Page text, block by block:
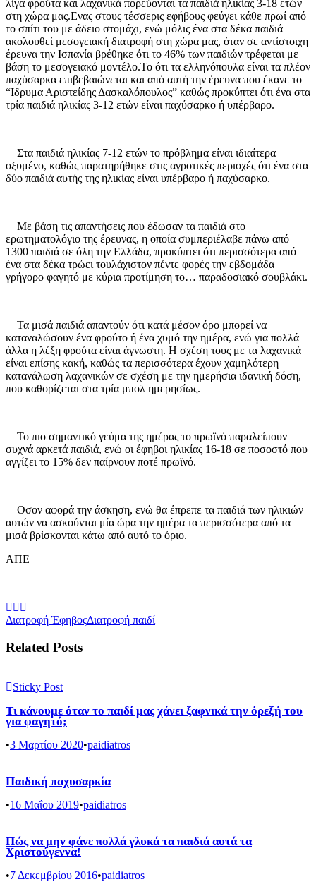
λίγα φρούτα και λαχανικά πορεύονται τα παιδιά ηλικίας 3-18 ετών
στη χώρα μας.Ενας στους τέσσερις εφήβους φεύγει κάθε πρωί από
το σπίτι του με άδειο στομάχι, ενώ μόλις ένα στα δέκα παιδιά
ακολουθεί μεσογειακή διατροφή στη χώρα μας, όταν σε αντίστοιχη
έρευνα την Ισπανία βρέθηκε ότι το 46% των παιδιών τρέφεται με
βάση το μεσογειακό μοντέλο.Το ότι τα ελληνόπουλα είναι τα πλέον
παχύσαρκα επιβεβαιώνεται και από αυτή την έρευνα που έκανε το
“Ιδρυμα Αριστείδης Δασκαλόπουλος” καθώς προκύπτει ότι ένα στα
τρία παιδιά ηλικίας 3-12 ετών είναι παχύσαρκο ή υπέρβαρο.
Στα παιδιά ηλικίας 7-12 ετών το πρόβλημα είναι ιδιαίτερα
οξυμένο, καθώς παρατηρήθηκε στις αγροτικές περιοχές ότι ένα στα
δύο παιδιά αυτής της ηλικίας είναι υπέρβαρο ή παχύσαρκο.
Με βάση τις απαντήσεις που έδωσαν τα παιδιά στο
ερωτηματολόγιο της έρευνας, η οποία συμπεριέλαβε πάνω από
1300 παιδιά σε όλη την Ελλάδα, προκύπτει ότι περισσότερα από
ένα στα δέκα τρώει τουλάχιστον πέντε φορές την εβδομάδα
γρήγορο φαγητό με κύρια προτίμηση το… παραδοσιακό σουβλάκι.
Τα μισά παιδιά απαντούν ότι κατά μέσον όρο μπορεί να
καταναλώσουν ένα φρούτο ή ένα χυμό την ημέρα, ενώ για πολλά
άλλα η λέξη φρούτα είναι άγνωστη. Η σχέση τους με τα λαχανικά
είναι επίσης κακή, καθώς τα περισσότερα έχουν χαμηλότερη
κατανάλωση λαχανικών σε σχέση με την ημερήσια ιδανική δόση,
που καθορίζεται στα τρία μπολ ημερησίως.
Το πιο σημαντικό γεύμα της ημέρας το πρωϊνό παραλείπουν
συχνά αρκετά παιδιά, ενώ οι έφηβοι ηλικίας 16-18 σε ποσοστό που
αγγίζει το 15% δεν παίρνουν ποτέ πρωϊνό.
Οσον αφορά την άσκηση, ενώ θα έπρεπε τα παιδιά των ηλικιών
αυτών να ασκούνται μία ώρα την ημέρα τα περισσότερα από τα
μισά βρίσκονται κάτω από αυτό το όριο.
ΑΠΕ
Διατροφή ΈφηβοςΔιατροφή παιδί
Related Posts
Sticky Post
Τι κάνουμε όταν το παιδί μας χάνει ξαφνικά την όρεξή του
για φαγητό;
•3 Μαρτίου 2020•paidiatros
Παιδική παχυσαρκία
•16 Μαΐου 2019•paidiatros
Πώς να μην φάνε πολλά γλυκά τα παιδιά αυτά τα
Χριστούγεννα!
•7 Δεκεμβρίου 2016•paidiatros